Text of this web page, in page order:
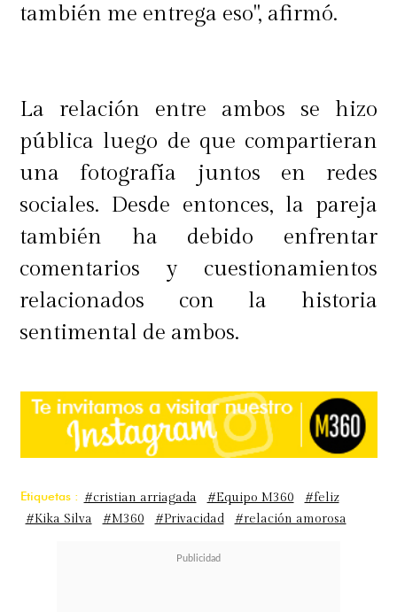
también me entrega eso", afirmó.
La relación entre ambos se hizo
pública luego de que compartieran
una fotografía juntos en redes
sociales. Desde entonces, la pareja
también ha debido enfrentar
comentarios y cuestionamientos
relacionados con la historia
sentimental de ambos.
Etiquetas : #cristian arriagada #Equipo M360
#feliz
#Kika Silva
#M360 #Privacidad #relación amorosa